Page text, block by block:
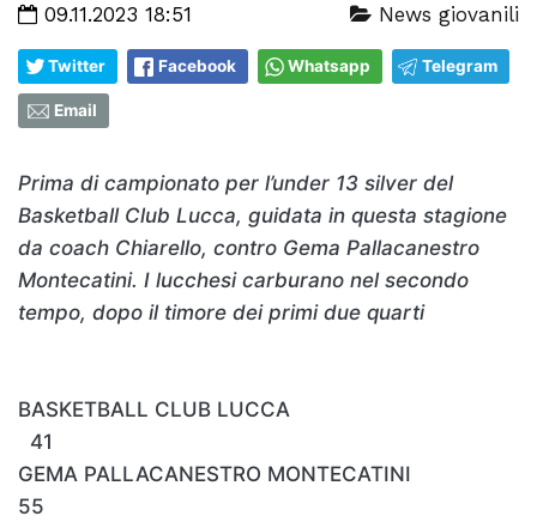
09.11.2023 18:51 News giovanili
Twitter Facebook Whatsapp Telegram
Email
Prima di campionato per l’under 13 silver del
Basketball Club Lucca, guidata in questa stagione
da coach Chiarello, contro Gema Pallacanestro
Montecatini. I lucchesi carburano nel secondo
tempo, dopo il timore dei primi due quarti
BASKETBALL CLUB LUCCA
41
GEMA PALLACANESTRO MONTECATINI
55